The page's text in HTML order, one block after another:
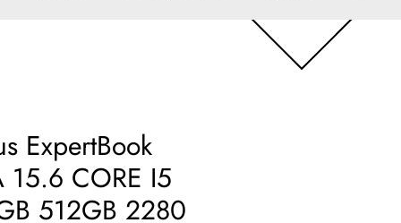
ExpertBook
15.6 CORE I5
512GB 2280